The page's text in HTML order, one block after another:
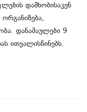
დამხობისაკენ
დანაშაულები 9
ითვალისწინებს.